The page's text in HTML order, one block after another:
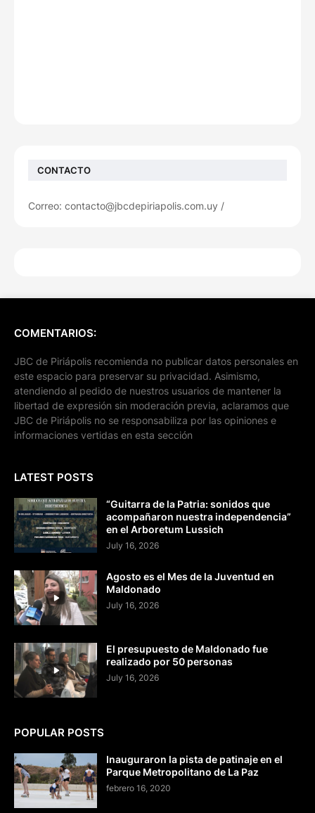
CONTACTO
Correo: contacto@jbcdepiriapolis.com.uy /
COMENTARIOS:
JBC de Piriápolis recomienda no publicar datos personales en
este espacio para preservar su privacidad. Asimismo,
atendiendo al pedido de nuestros usuarios de mantener la
libertad de expresión sin moderación previa, aclaramos que
JBC de Piriápolis no se responsabiliza por las opiniones e
informaciones vertidas en esta sección
LATEST POSTS
“Guitarra de la Patria: sonidos que
acompañaron nuestra independencia”
en el Arboretum Lussich
July 16, 2026
Agosto es el Mes de la Juventud en
Maldonado
July 16, 2026
El presupuesto de Maldonado fue
realizado por 50 personas
July 16, 2026
POPULAR POSTS
Inauguraron la pista de patinaje en el
Parque Metropolitano de La Paz
febrero 16, 2020